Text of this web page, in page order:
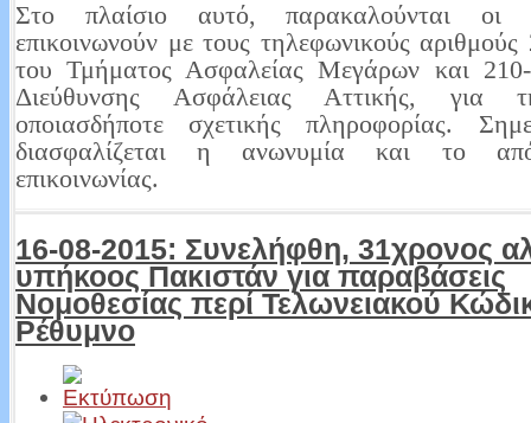
Στο πλαίσιο αυτό, παρακαλούνται οι
επικοινωνούν με τους τηλεφωνικούς
του Τμήματος Ασφαλείας Μεγάρων και 210-
Διεύθυνσης Ασφάλειας Αττικής, για
οποιασδήποτε σχετικής πληροφορίας.
διασφαλίζεται η ανωνυμία και το
επικοινωνίας.
16-08-2015: Συνελήφθη, 31χρονος
υπήκοος Πακιστάν για παραβάσεις
Νομοθεσίας περί Τελωνειακού
Ρέθυμνο